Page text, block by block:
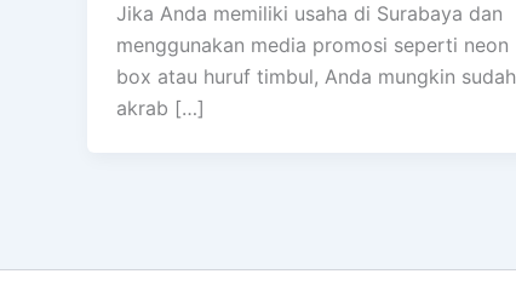
Jika Anda memiliki usaha di Surabaya dan
menggunakan media promosi seperti neon
box atau huruf timbul, Anda mungkin sudah
akrab […]